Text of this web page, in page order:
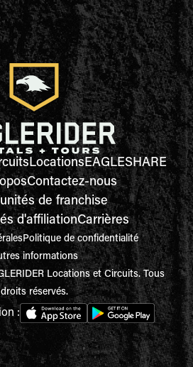
LocationsEAGLESHARE
Contactez-nous
de franchise
d'affiliationCarrières
Politique de confidentialité
informations
Locations et Circuits. Tous
droits réservés.
: